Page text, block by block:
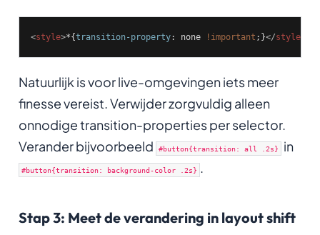
<style>*{transition-property: none !important ;}</style>
Natuurlijk is voor live-omgevingen iets meer
finesse vereist. Verwijder zorgvuldig alleen
onnodige transition-properties per selector.
Verander bijvoorbeeld
#button{transition: all .2s} in
#button{transition: background-color .2s} .
Stap 3: Meet de verandering in layout shift